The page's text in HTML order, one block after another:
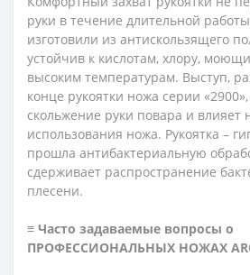
руки в течение длительной
изготовили из антискользящего
устойчив к кислотам, хлору,
высоким температурам. Выступ,
конце рукоятки ножа серии
скольжение руки повара и влияет
использования ножа. Рукоятка –
прошла антибактериальную
сдерживает распространение
плесени.
≡ Часто задаваемые вопросы о
ПРОФЕССИОНАЛЬНЫХ НОЖАХ